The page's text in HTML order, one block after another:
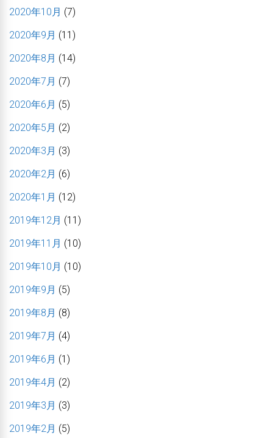
2020年10月 (7)
2020年9月 (11)
2020年8月 (14)
2020年7月 (7)
2020年6月 (5)
2020年5月 (2)
2020年3月 (3)
2020年2月 (6)
2020年1月 (12)
2019年12月 (11)
2019年11月 (10)
2019年10月 (10)
2019年9月 (5)
2019年8月 (8)
2019年7月 (4)
2019年6月 (1)
2019年4月 (2)
2019年3月 (3)
2019年2月 (5)